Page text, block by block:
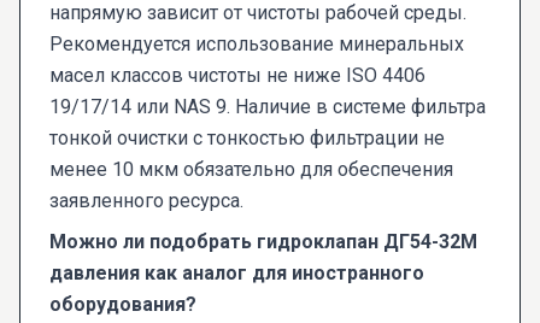
напрямую зависит от чистоты рабочей среды.
Рекомендуется использование минеральных
масел классов чистоты не ниже ISO 4406
19/17/14 или NAS 9. Наличие в системе фильтра
тонкой очистки с тонкостью фильтрации не
менее 10 мкм обязательно для обеспечения
заявленного ресурса.
Можно ли подобрать гидроклапан ДГ54-32М
давления как аналог для иностранного
оборудования?